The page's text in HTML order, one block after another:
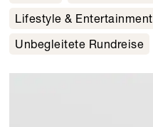
Lifestyle & Entertainment
Unbegleitete Rundreise